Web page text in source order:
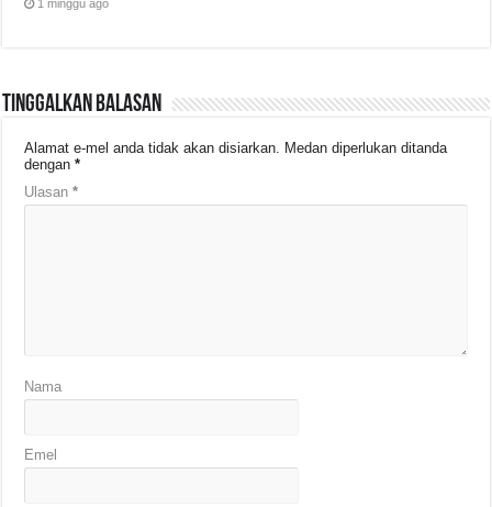
1 minggu ago
Tinggalkan Balasan
Alamat e-mel anda tidak akan disiarkan. Medan diperlukan ditanda
dengan*
Ulasan*
Nama
Emel